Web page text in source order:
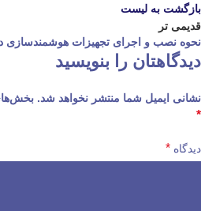
بازگشت به لیست
قدیمی تر
نحوه نصب و اجرای تجهیزات هوشمندسازی
دیدگاهتان را بنویسید
نشانی ایمیل شما منتشر نخواهد شد.
*
دیدگاه *